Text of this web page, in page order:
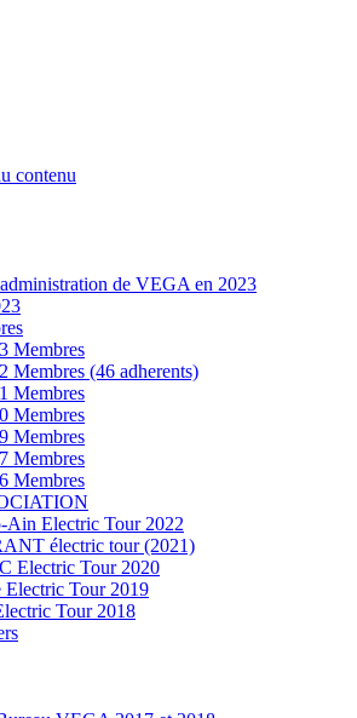
contenu
de VEGA en 2023
Membres
Membres (46 adherents)
Membres
Membres
Membres
Membres
Membres
Ain Electric Tour 2022
électric tour (2021)
Electric Tour 2020
Electric Tour 2019
Tour 2018